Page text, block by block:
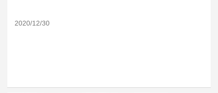
2020/12/30